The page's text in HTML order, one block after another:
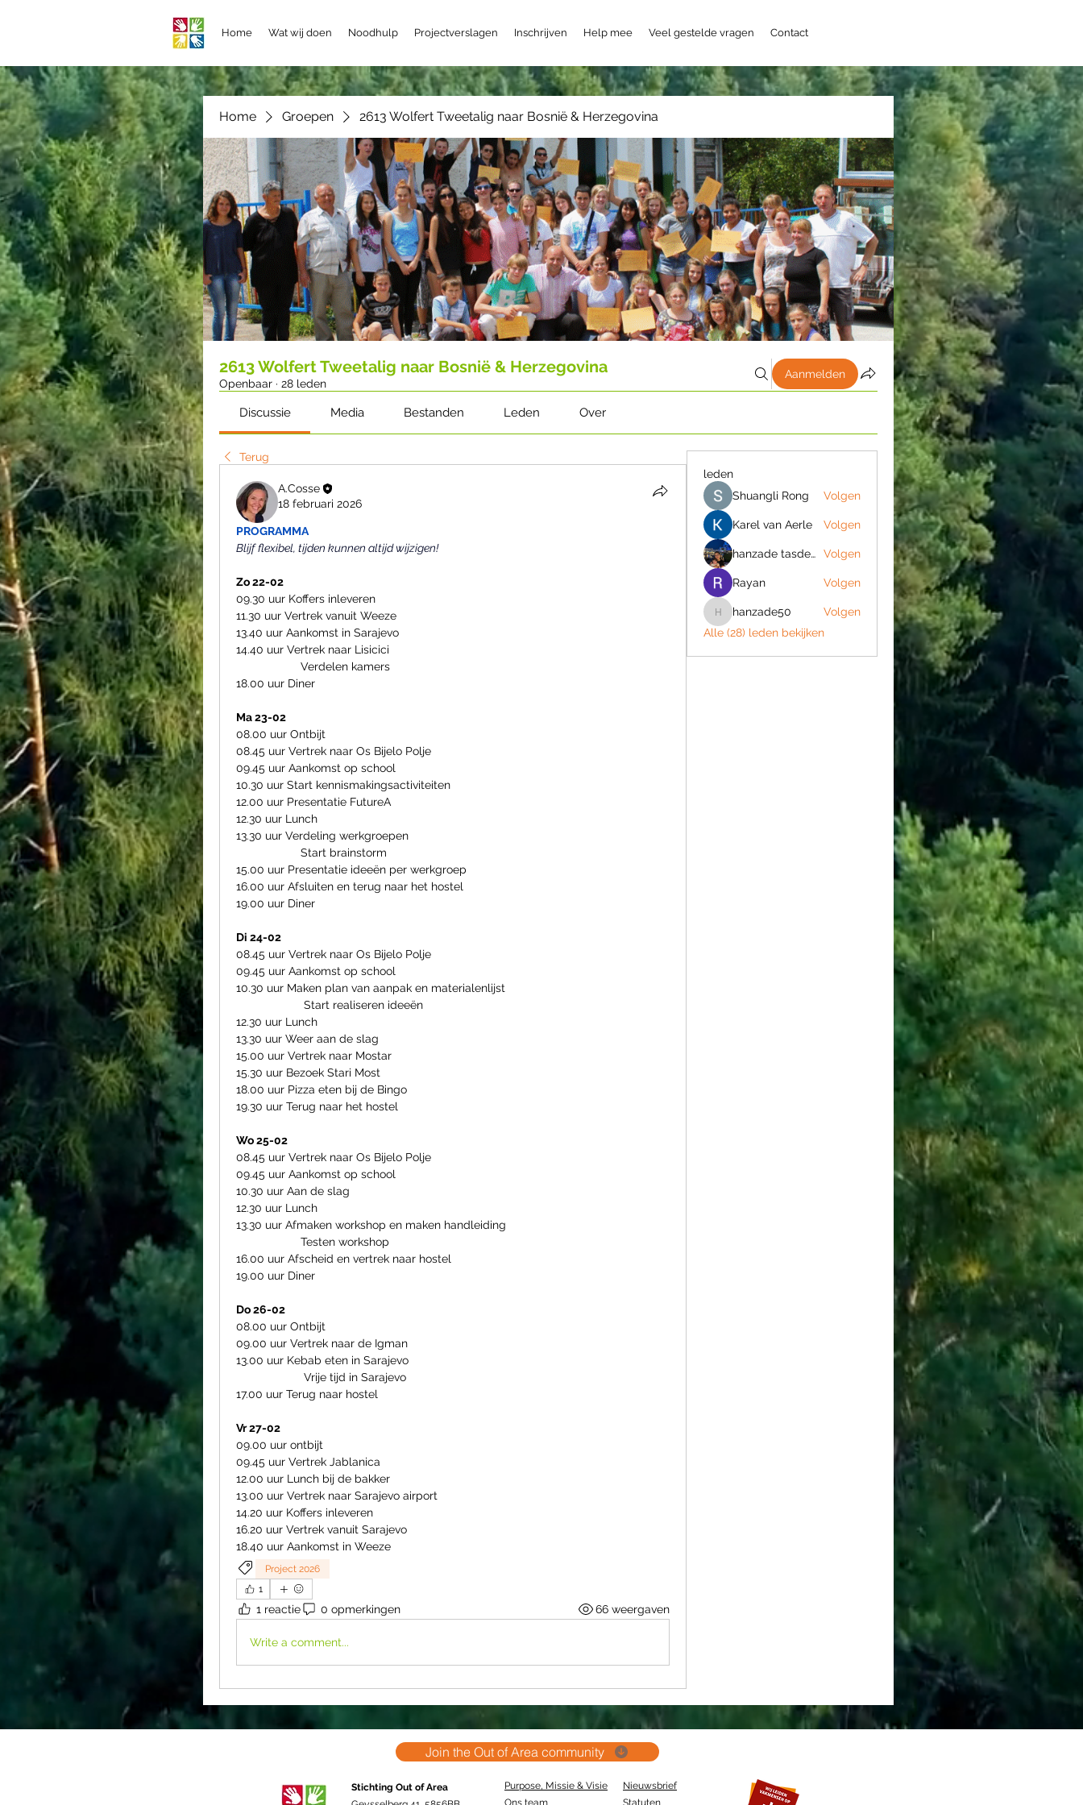
Home Wat wij doen Noodhulp Projectverslagen Inschrijven Help mee Veel gestelde vragen Contact
Home Groepen 2613 Wolfert Tweetalig naar Bosnië & Herzegovina
2613 Wolfert Tweetalig naar Bosnië & Herzegovina
Openbaar · 28 leden
Aanmelden
Discussie Media Bestanden Leden Over
Terug
A.Cosse
18 februari 2026
PROGRAMMA
Blijf flexibel, tijden kunnen altijd wijzigen!
Zo 22-02
09.30 uur Koffers inleveren
11.30 uur Vertrek vanuit Weeze
13.40 uur Aankomst in Sarajevo
14.40 uur Vertrek naar Lisicici
                    Verdelen kamers
18.00 uur Diner
Ma 23-02
08.00 uur Ontbijt
08.45 uur Vertrek naar Os Bijelo Polje
09.45 uur Aankomst op school
10.30 uur Start kennismakingsactiviteiten
12.00 uur Presentatie FutureA
12.30 uur Lunch
13.30 uur Verdeling werkgroepen
                    Start brainstorm
15.00 uur Presentatie ideeën per werkgroep
16.00 uur Afsluiten en terug naar het hostel
19.00 uur Diner
Di 24-02
08.45 uur Vertrek naar Os Bijelo Polje
09.45 uur Aankomst op school
10.30 uur Maken plan van aanpak en materialenlijst
                     Start realiseren ideeën
12.30 uur Lunch
13.30 uur Weer aan de slag
15.00 uur Vertrek naar Mostar
15.30 uur Bezoek Stari Most
18.00 uur Pizza eten bij de Bingo
19.30 uur Terug naar het hostel
Wo 25-02
08.45 uur Vertrek naar Os Bijelo Polje
09.45 uur Aankomst op school
10.30 uur Aan de slag
12.30 uur Lunch
13.30 uur Afmaken workshop en maken handleiding
                    Testen workshop
16.00 uur Afscheid en vertrek naar hostel
19.00 uur Diner
Do 26-02
08.00 uur Ontbijt
09.00 uur Vertrek naar de Igman
13.00 uur Kebab eten in Sarajevo
                     Vrije tijd in Sarajevo
17.00 uur Terug naar hostel
Vr 27-02
09.00 uur ontbijt
09.45 uur Vertrek Jablanica
12.00 uur Lunch bij de bakker
13.00 uur Vertrek naar Sarajevo airport
14.20 uur Koffers inleveren
16.20 uur Vertrek vanuit Sarajevo
18.40 uur Aankomst in Weeze
Project 2026
1
1 reactie 0 opmerkingen 66 weergaven
Write a comment...
leden
Shuangli Rong
Volgen
Karel van Aerle Volgen
hanzade tasdemir Volgen
Rayan Volgen
hanzade50
hanzade50
Volgen
Alle (28) leden bekijken
Join the Out of Area community
Stichting Out of Area
Purpose, Missie & Visie
Ons team
Nieuwsbrief
Statuten